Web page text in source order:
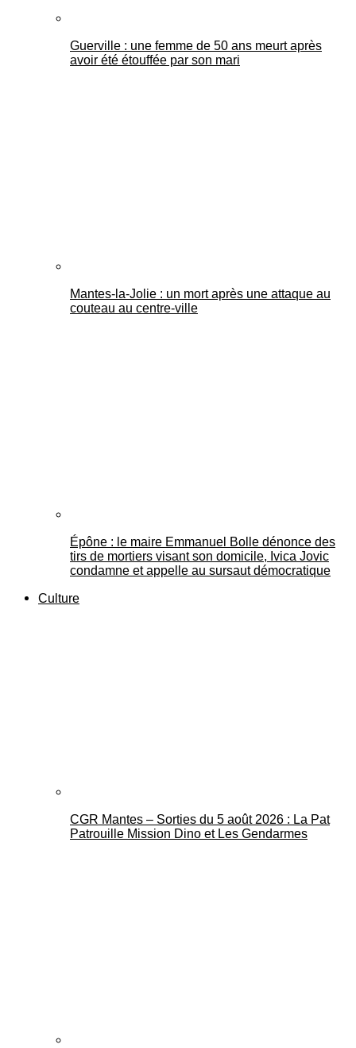
Guerville : une femme de 50 ans meurt après
avoir été étouffée par son mari
Mantes-la-Jolie : un mort après une attaque au
couteau au centre-ville
Épône : le maire Emmanuel Bolle dénonce des
tirs de mortiers visant son domicile, Ivica Jovic
condamne et appelle au sursaut démocratique
Culture
CGR Mantes – Sorties du 5 août 2026 : La Pat
Patrouille Mission Dino et Les Gendarmes